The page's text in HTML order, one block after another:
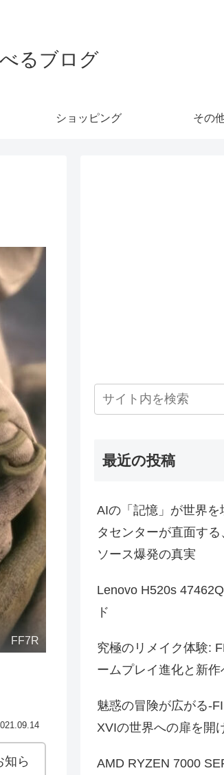
るブログ
ショッピング その
FF7R
知ら
最近の投稿
AIの「記憶」が世界
タセンターが直面す
ソース爆発の真実
Lenovo H520s
ド
究極のリメイク体験:
ームプレイ進化と新
魅惑の冒険が広がる-
XVIの世界への扉を開
AMD RYZEN 7000